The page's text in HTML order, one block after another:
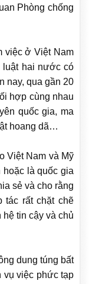
Phòng chống
việc ở Việt Nam
luật hai nước có
nay, qua gần 20
hợp cùng nhau
quốc gia, ma
hoang dã…
Việt Nam và Mỹ
hoặc là quốc gia
sẻ và cho rằng
rất chặt chẽ
tin cậy và chủ
dung túng bất
vụ việc phức tạp